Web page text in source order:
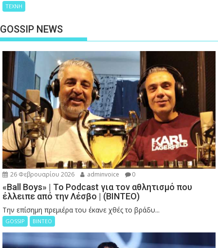
ΤΕΧΝΗ
GOSSIP NEWS
26 Φεβρουαρίου 2026 adminvoice 0
«Ball Boys» | Το Podcast για τον αθλητισμό που
έλλειπε από την Λέσβο | (ΒΙΝΤΕΟ)
Την επίσημη πρεμιέρα του έκανε χθές το βράδυ...
GOSSIP ΒΙΝΤΕΟ